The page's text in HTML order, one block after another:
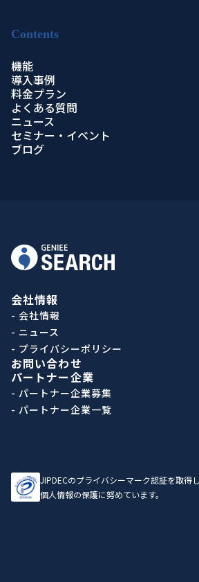
Contents
機能
導入事例
料金プラン
よくある質問
ニュース
セミナー・イベント
ブログ
会社情報
- 会社情報
- ニュース
- プライバシーポリシー
お問い合わせ
パートナー企業
- パートナー企業募集
- パートナー企業一覧
JIPDECのプライバシーマーク認証を取得し
個人情報の保護に努めています。